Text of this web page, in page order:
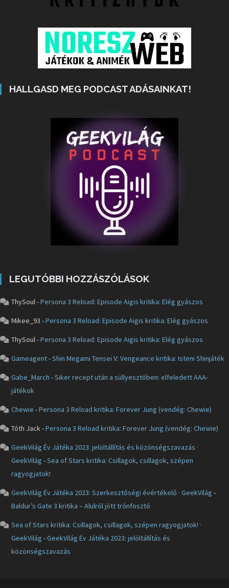
HALLGASD MEG PODCAST ADÁSAINKAT!
LEGUTÓBBI HOZZÁSZÓLÁSOK
ThySoul-Persona 3 Reload: Episode Aigis kritika: Elég gyászos
Mikee_93 -Persona 3 Reload: Episode Aigis kritika: Elég gyászos
ThySoul-Persona 3 Reload: Episode Aigis kritika: Elég gyászos
Gameagent-Shin Megami Tensei V: Vengeance kritika: Isteni Shinjáték
Gabe_March -Siker recept után a süllyesztőben: elfeledett AAA-
játékok
Chewie -Persona 3 Reload kritika: Forever Jung (vendég: Chewie)
Tóth Jack-Persona 3 Reload kritika: Forever Jung (vendég: Chewie)
GeekVilág Év Játéka 2023: jelöltállítás és közönségszavazás ·
GeekVilág -Sea of Stars kritika: Csillagok, csillagok, szépen
ragyogjatok!
GeekVilág Év Játéka 2023: Szerkesztőségi évértékelő · GeekVilág -
Baldur’s Gate 3 kritika – Alulról jött trónfosztó
Sea of Stars kritika: Csillagok, csillagok, szépen ragyogjatok! ·
GeekVilág -GeekVilág Év Játéka 2023: jelöltállítás és
közönségszavazás